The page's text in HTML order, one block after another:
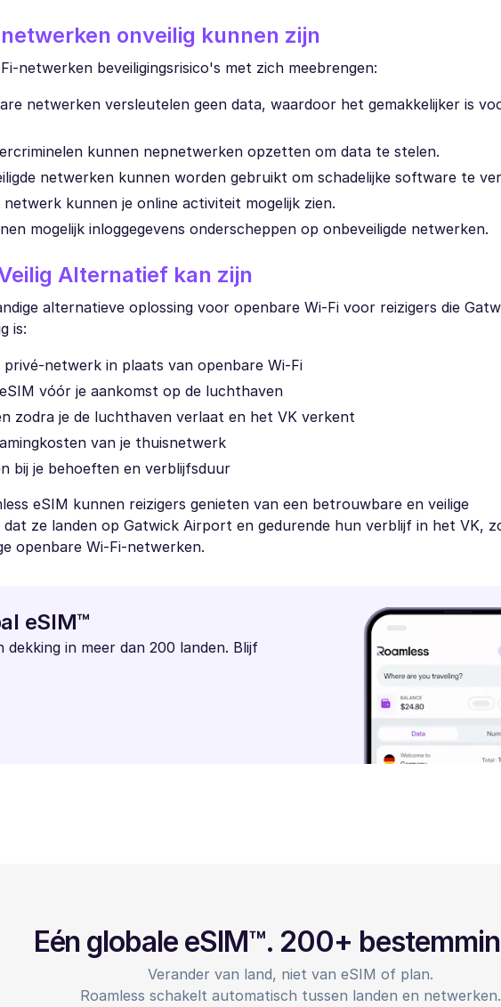
onveilig kunnen zijn
netwerken beveiligingsrisico's met zich meebrengen:
netwerken versleutelen geen data, waardoor het gemakkelijker is
kunnen nepnetwerken opzetten om data te stelen.
netwerken kunnen worden gebruikt om schadelijke software te
kunnen je online activiteit mogelijk zien.
mogelijk inloggegevens onderscheppen op onbeveiligde netwerken.
Alternatief kan zijn
alternatieve oplossing voor openbare Wi-Fi voor reizigers die
is:
privé-netwerk in plaats van openbare Wi-Fi
vóór je aankomst op de luchthaven
zodra je de luchthaven verlaat en het VK verkent
van je thuisnetwerk
bij je behoeften en verblijfsduur
eSIM kunnen reizigers genieten van een betrouwbare en veilige
ze landen op Gatwick Airport en gedurende hun verblijf in het VK,
openbare Wi-Fi-netwerken.
eSIM™
in meer dan 200 landen. Blijf
Eén globale eSIM™. 200+
Verander van land, niet van eSIM of plan.
Roamless schakelt automatisch tussen landen en netwerken.